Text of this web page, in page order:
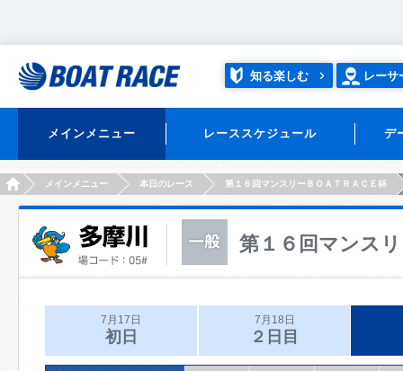
知る楽しむ レーサ
メインメニュー レーススケジュール デ
HOMEメインメニュー 本日のレース 第１６回マンスリーＢＯＡＴＲＡＣＥ杯
第１６回マンス
7月17日
初日
7月18日
２日目